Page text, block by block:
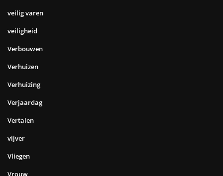
veilig varen
veiligheid
Verbouwen
Verhuizen
Verhuizing
Verjaardag
Vertalen
vijver
Vliegen
Vrouw